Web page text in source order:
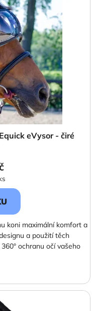
eVysor - čiré
koni maximální komfort a
a použití těch
ochranu očí vašeho